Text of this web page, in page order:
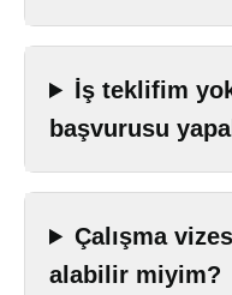
İş teklifim
başvurusu
Çalışma
alabilir miyim?